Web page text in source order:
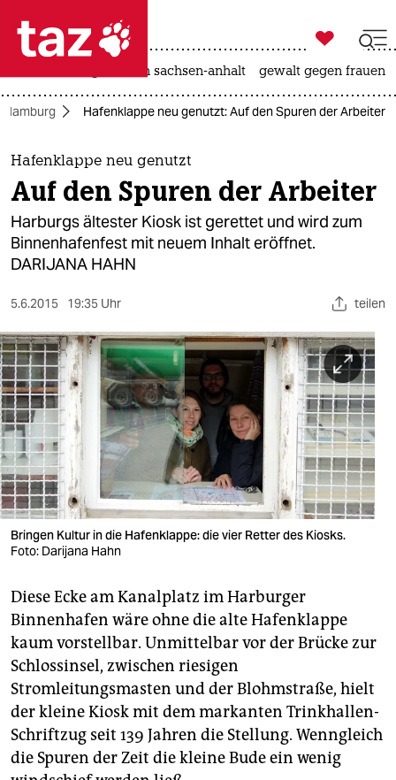
 taz zahl ich
taz zahl ich
themen
politik
öko
sport
berlin
nord
wahrheit
verlag
verlag
veranstaltungen
shop
fragen & hilfe
unterstützen
abo
genossenschaft

taz zahl ich
landtagswahl in sachsen-anhalt gewalt gegen frauen
Hamburg Hafenklappe neu genutzt: Auf den Spuren der Arbeiter
Hafenklappe neu genutzt
Auf den Spuren der Arbeiter
Harburgs ältester Kiosk ist gerettet und wird zum
Binnenhafenfest mit neuem Inhalt eröffnet.
DARIJANA HAHN
5.6.2015 19:35 Uhr teilen
Bringen Kultur in die Hafenklappe: die vier Retter des Kiosks.
Foto: Darijana Hahn
Diese Ecke am Kanalplatz im Harburger
Binnenhafen wäre ohne die alte Hafenklappe
kaum vorstellbar. Unmittelbar vor der Brücke zur
Schlossinsel, zwischen riesigen
Stromleitungsmasten und der Blohmstraße, hielt
der kleine Kiosk mit dem markanten Trinkhallen-
Schriftzug seit 139 Jahren die Stellung. Wenngleich
die Spuren der Zeit die kleine Bude ein wenig